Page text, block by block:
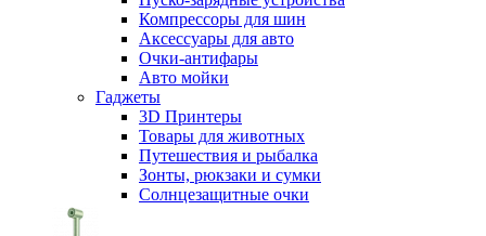
Компрессоры для шин
Аксессуары для авто
Очки-антифары
Авто мойки
Гаджеты
3D Принтеры
Товары для животных
Путешествия и рыбалка
Зонты, рюкзаки и сумки
Солнцезащитные очки